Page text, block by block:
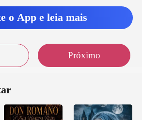
o poder de foder
o App e leia mais
Próximo